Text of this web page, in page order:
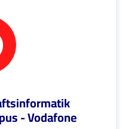
- Vodafone